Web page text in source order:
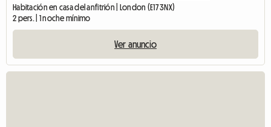
Habitación en casa del anfitrión | London (E17 3NX)
2 pers. | 1 noche mínimo
Ver anuncio